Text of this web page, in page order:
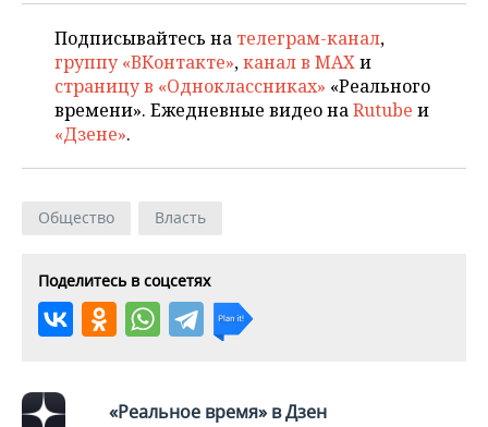
ОТКРЫТАЯ ЛЕКЦИЯ
БАСКЕТБОЛ
ВОЛЕЙБОЛ
КИБЕРСПОРТ
ФИГУРНОЕ КАТАНИЕ
ХОККЕЙ С МЯЧОМ
ИНФРАСТРУКТУРА
ИСТОРИЯ
КУЛЬТУРА
МЕДИЦИНА
ПРОИСШЕСТВИЯ
СПРАВОЧНИК
СПИСОК ПЕРСОН
СПИСОК КОМПАНИЙ
ПОЛНАЯ ВЕРСИЯ
Подписывайтесь на телеграм-канал,
группу «ВКонтакте»,канал в MAXи
страницу в «Одноклассниках» «Реального
времени». Ежедневные видео наRutube и
«Дзене».
Общество Власть
Поделитесь в соцсетях
«Реальное время» в Дзен